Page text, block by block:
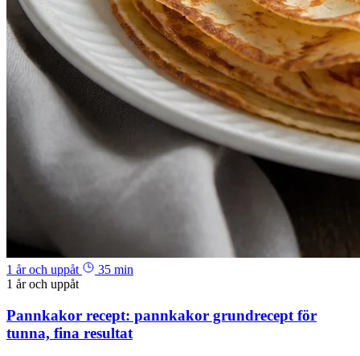
1 år och uppåt
35 min
1 år och uppåt
Pannkakor recept: pannkakor grundrecept för
tunna, fina resultat